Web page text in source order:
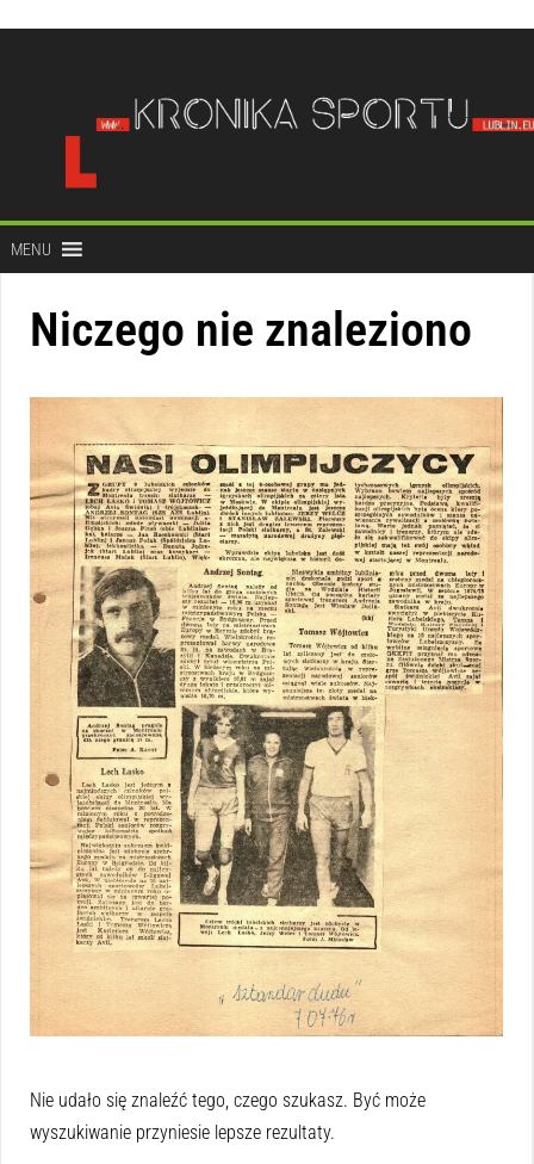
treści
MENU
Niczego nie znaleziono
Nie udało się znaleźć tego, czego szukasz. Być może
wyszukiwanie przyniesie lepsze rezultaty.